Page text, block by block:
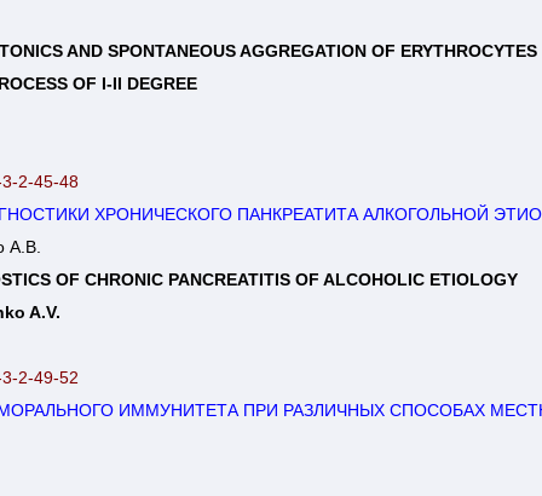
AND SPONTANEOUS AGGREGATION OF
OF I-II DEGREE
2-45-48
ХРОНИЧЕСКОГО ПАНКРЕАТИТА АЛКОГОЛЬНОЙ
А.В.
OF CHRONIC PANCREATITIS OF ALCOHOLIC ETIOLOGY
A.V.
2-49-52
ИММУНИТЕТА ПРИ РАЗЛИЧНЫХ СПОСОБАХ